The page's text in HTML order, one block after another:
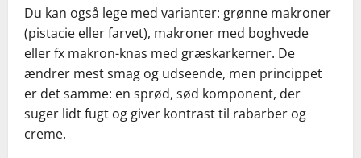
Du kan også lege med varianter: grønne makroner
(pistacie eller farvet), makroner med boghvede
eller fx makron-knas med græskarkerner. De
ændrer mest smag og udseende, men princippet
er det samme: en sprød, sød komponent, der
suger lidt fugt og giver kontrast til rabarber og
creme.